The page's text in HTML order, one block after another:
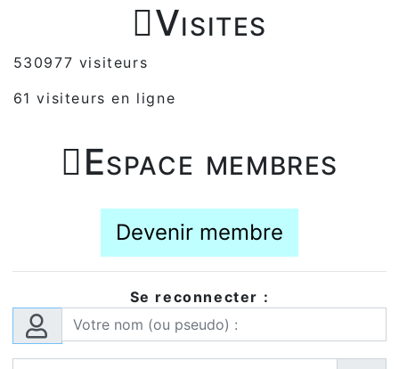
Visites
530977 visiteurs
61 visiteurs en ligne
Espace membres
Devenir membre
Se reconnecter :